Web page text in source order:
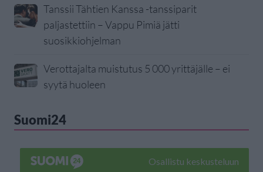
Tanssii Tähtien Kanssa -tanssiparit
paljastettiin – Vappu Pimiä jätti
suosikkiohjelman
Verottajalta muistutus 5 000 yrittäjälle – ei
syytä huoleen
Suomi24